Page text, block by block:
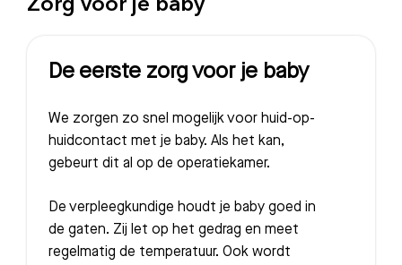
Zorg voor je baby
De eerste zorg voor je baby
We zorgen zo snel mogelijk voor huid-op-
huidcontact met je baby. Als het kan,
gebeurt dit al op de operatiekamer.
De verpleegkundige houdt je baby goed in
de gaten. Zij let op het gedrag en meet
regelmatig de temperatuur. Ook wordt